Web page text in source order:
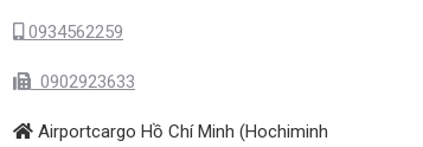
0934562259
0902923633
Airportcargo Hồ Chí Minh (Hochiminh